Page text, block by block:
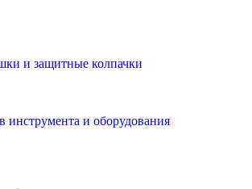
и защитные колпачки
инструмента и оборудования